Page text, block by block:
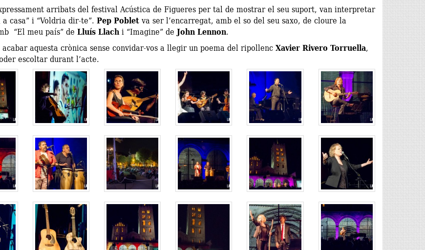
arribats del festival Acústica de Figueres per tal de mostrar el seu suport, van interpretar
a casa” i “Voldria dir-te”. Pep Pobletva ser l’encarregat, amb el so del seu saxo, de cloure la
“El meu país” de Lluís Llachi “Imagine” deJohn Lennon.
aquesta crònica sense convidar-vos a llegir un poema del ripollencXavier Rivero Torruella,
escoltar durant l’acte.